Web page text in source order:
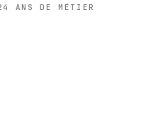
ANS DE MÉTIER